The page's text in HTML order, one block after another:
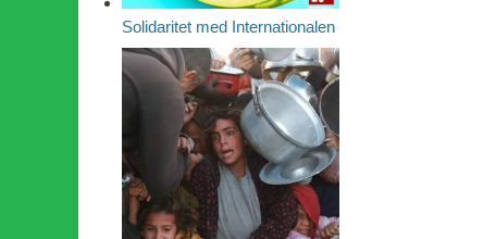
Solidaritet med Internationalen